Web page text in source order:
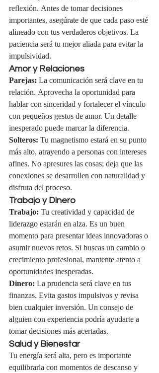
reflexión. Antes de tomar decisiones
importantes, asegúrate de que cada paso esté
alineado con tus verdaderos objetivos. La
paciencia será tu mejor aliada para evitar la
impulsividad.
Amor y Relaciones
Parejas: La comunicación será clave en tu
relación. Aprovecha la oportunidad para
hablar con sinceridad y fortalecer el vínculo
con pequeños gestos de amor. Un detalle
inesperado puede marcar la diferencia.
Solteros: Tu magnetismo estará en su punto
más alto, atrayendo a personas con intereses
afines. No apresures las cosas; deja que las
conexiones se desarrollen con naturalidad y
disfruta del proceso.
Trabajo y Dinero
Trabajo: Tu creatividad y capacidad de
liderazgo estarán en alza. Es un buen
momento para presentar ideas innovadoras o
asumir nuevos retos. Si buscas un cambio o
crecimiento profesional, mantente atento a
oportunidades inesperadas.
Dinero: La prudencia será clave en tus
finanzas. Evita gastos impulsivos y revisa
bien cualquier inversión. Un consejo de
alguien con experiencia podría ayudarte a
tomar decisiones más acertadas.
Salud y Bienestar
Tu energía será alta, pero es importante
equilibrarla con momentos de descanso y